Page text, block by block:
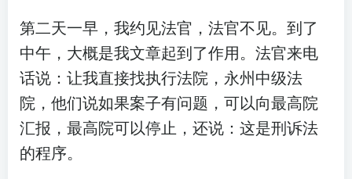
第二天一早，我约见法官，法官不见。到了
中午，大概是我文章起到了作用。法官来电
话说：让我直接找执行法院，永州中级法
院，他们说如果案子有问题，可以向最高院
汇报，最高院可以停止，还说：这是刑诉法
的程序。